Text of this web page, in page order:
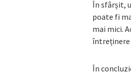
În sfârșit,
poate fi
mai mici.
întreținere
În